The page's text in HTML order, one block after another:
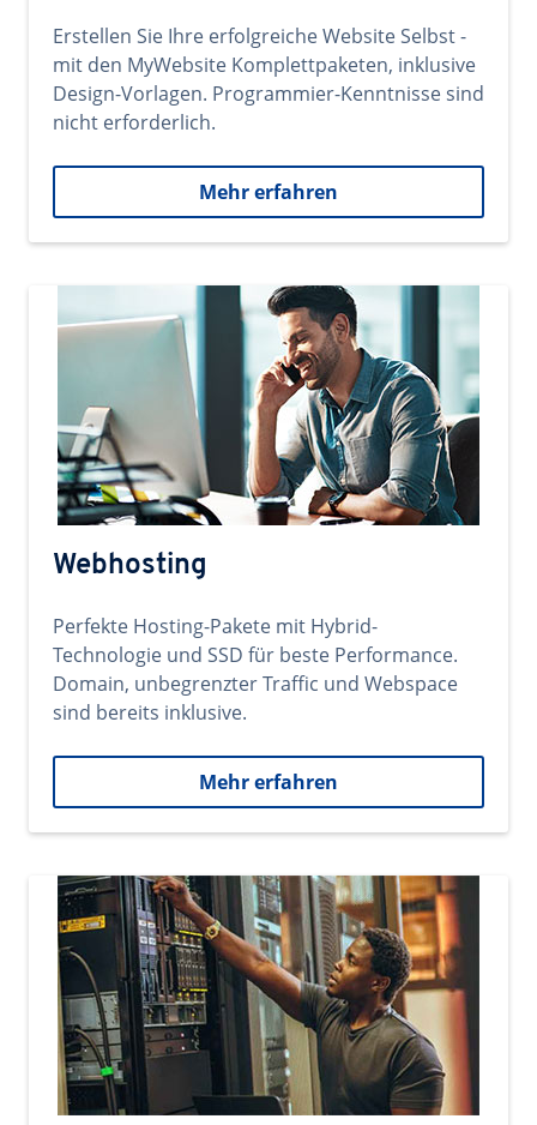
Erstellen Sie Ihre erfolgreiche Website Selbst -
mit den MyWebsite Komplettpaketen, inklusive
Design-Vorlagen. Programmier-Kenntnisse sind
nicht erforderlich.
Mehr erfahren
Webhosting
Perfekte Hosting-Pakete mit Hybrid-
Technologie und SSD für beste Performance.
Domain, unbegrenzter Traffic und Webspace
sind bereits inklusive.
Mehr erfahren